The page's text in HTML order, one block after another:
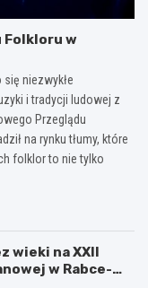
Folkloru w
niezwykłe
i tradycji ludowej z
Przeglądu
na rynku tłumy, które
folklor to nie tylko
wieki na XXII
w Rabce-